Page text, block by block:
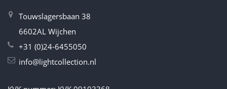
Touwslagersbaan 38
6602AL Wijchen
+31 (0)24-6455050
info@lightcollection.nl